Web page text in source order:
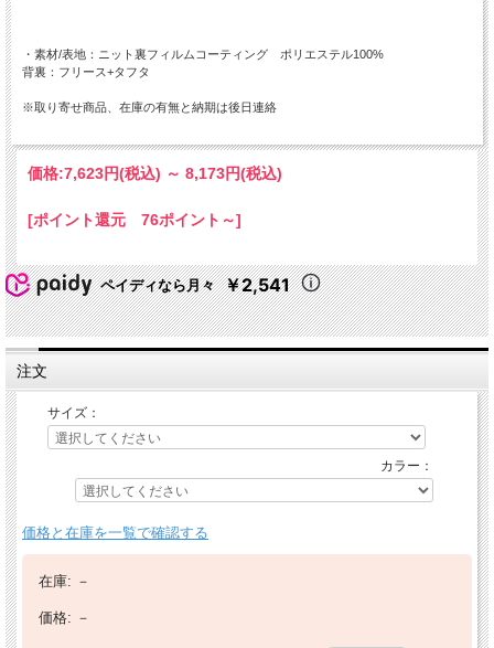
・素材/表地：ニット裏フィルムコーティング ポリエステル100%
背裏：フリース+タフタ
※取り寄せ商品、在庫の有無と納期は後日連絡
価格:7,623円(税込) ～ 8,173円(税込)
[ポイント還元 76ポイント～]
ペイディなら月々 ￥2,541
注文
サイズ：
カラー：
価格と在庫を一覧で確認する
在庫: －
価格: －